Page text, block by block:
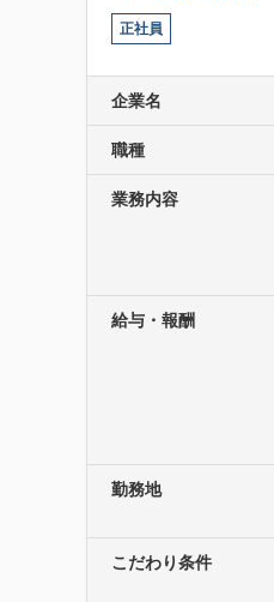
正社員
企業名
職種
業務内容
給与・報酬
勤務地
こだわり条件